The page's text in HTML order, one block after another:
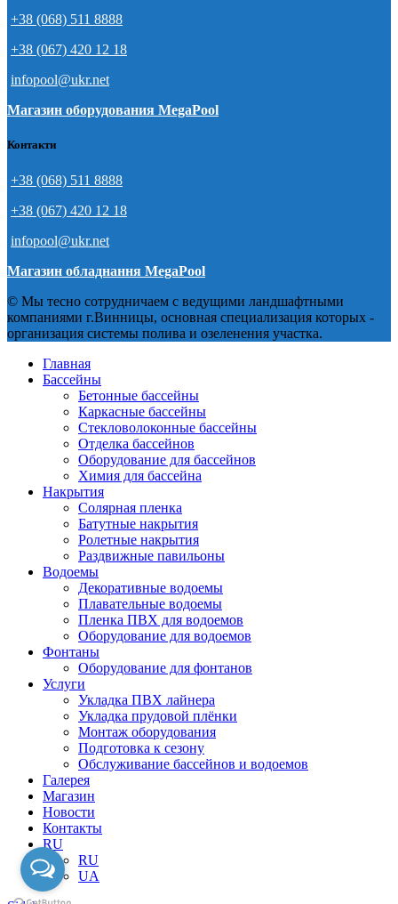
+38 (068) 511 8888
+38 (067) 420 12 18
infopool@ukr.net
Магазин оборудования MegaPool
Контакти
+38 (068) 511 8888
+38 (067) 420 12 18
infopool@ukr.net
Магазин обладнання MegaPool
© Мы тесно сотрудничаем с ведущими ландшафтными
компаниями г.Винницы, основная специализация которых -
организация системы полива и озеленения участка.
Главная
Бассейны
Бетонные бассейны
Каркасные бассейны
Стекловолоконные бассейны
Отделка бассейнов
Оборудование для бассейнов
Химия для бассейна
Накрытия
Солярная пленка
Батутные накрытия
Ролетные накрытия
Раздвижные павильоны
Водоемы
Декоративные водоемы
Плавательные водоемы
Пленка ПВХ для водоемов
Оборудование для водоемов
Фонтаны
Оборудование для фонтанов
Услуги
Укладка ПВХ лайнера
Укладка прудовой плёнки
Монтаж оборудования
Подготовка к сезону
Обслуживание бассейнов и водоемов
Галерея
Магазин
Новости
Контакты
RU
RU
UA